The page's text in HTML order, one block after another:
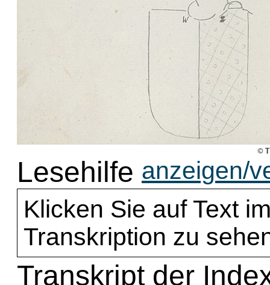
Lesehilfe anzeigen/
Klicken Sie auf Text
Transkription zu
Transkript der